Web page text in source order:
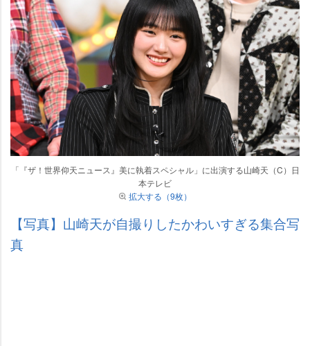
「『ザ！世界仰天ニュース』美に執着スペシャル」に出演する山崎天（C）日
本テレビ
拡大する（9枚）
【写真】山崎天が自撮りしたかわいすぎる集合写
真